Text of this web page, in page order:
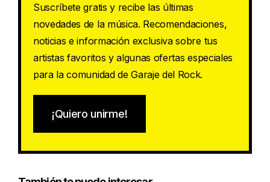
Suscríbete gratis y recibe las últimas
novedades de la música. Recomendaciones,
noticias e información exclusiva sobre tus
artistas favoritos y algunas ofertas especiales
para la comunidad de Garaje del Rock.
¡Quiero unirme!